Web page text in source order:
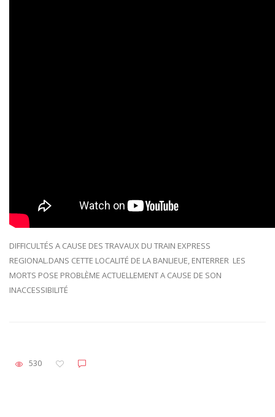
DIFFICULTÉS A CAUSE DES TRAVAUX DU TRAIN EXPRESS
REGIONAL.DANS CETTE LOCALITÉ DE LA BANLIEUE, ENTERRER LES
MORTS POSE PROBLÈME ACTUELLEMENT A CAUSE DE SON
INACCESSIBILITÉ
530